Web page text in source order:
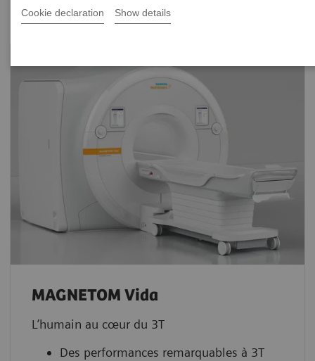
Cookie declaration Show details
MAGNETOM Vida
L’humain au cœur du 3T
Des performances remarquables à 3T